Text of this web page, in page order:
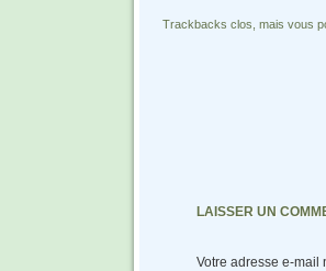
Trackbacks clos, mais vous
LAISSER UN
Votre adresse e-mail